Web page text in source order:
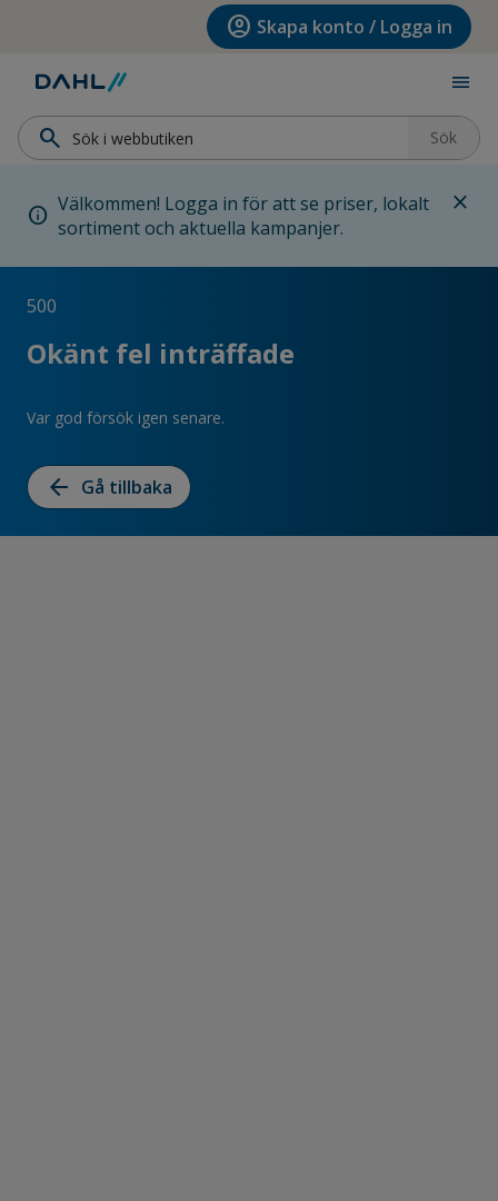
Hoppa till huvudinnehållet account_circle Skapa konto / Logga in
menu
search Sök
info Välkommen! Logga in för att se priser, lokalt
sortiment och aktuella kampanjer.
close
500
Okänt fel inträffade
Var god försök igen senare.
arrow_back Gå tillbaka